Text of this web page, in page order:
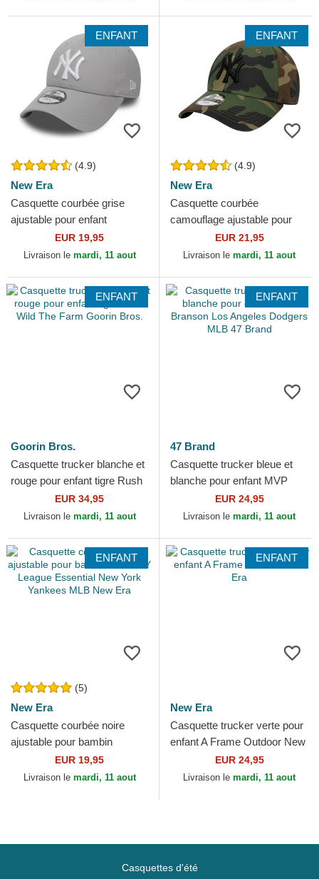
ENFANT
(4.9)
New Era
Casquette courbée grise
ajustable pour enfant
9FORTY Essential New York
Yankees MLB New Era
EUR 19,95
Livraison le mardi, 11 aout
ENFANT
(4.9)
New Era
Casquette courbée
camouflage ajustable pour
enfant 9FORTY League
Essential New York Yankees
EUR 21,95
Livraison le mardi, 11 aout
ENFANT
Goorin Bros.
Casquette trucker blanche et
rouge pour enfant tigre Rush
Wild The Farm Goorin Bros.
EUR 34,95
Livraison le mardi, 11 aout
ENFANT
47 Brand
Casquette trucker bleue et
blanche pour enfant MVP
Branson Los Angeles
Dodgers MLB 47 Brand
EUR 24,95
Livraison le mardi, 11 aout
ENFANT
(5)
New Era
Casquette courbée noire
ajustable pour bambin
9FORTY League Essential
New York Yankees MLB
EUR 19,95
Livraison le mardi, 11 aout
ENFANT
New Era
Casquette trucker verte pour
enfant A Frame Outdoor New
EUR 24,95
Livraison le mardi, 11 aout
Casquettes d'été